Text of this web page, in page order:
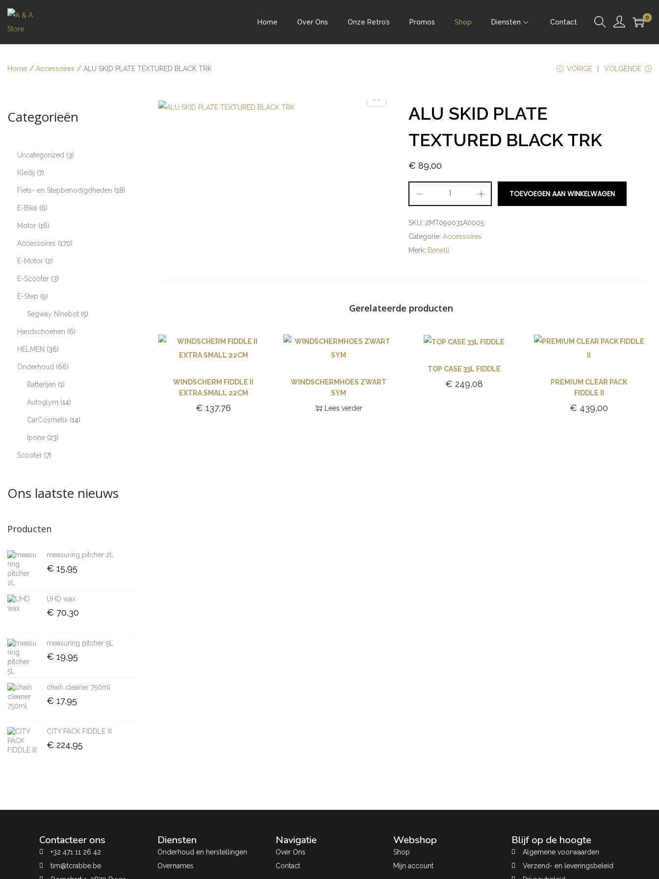
Home Over Ons Onze Retro’s Promos Shop Diensten Contact
0
Home / Accessoires / ALU SKID PLATE TEXTURED BLACK TRK VORIGE VOLGENDE
ALU SKID PLATE
TEXTURED BLACK TRK
€ 89,00
TOEVOEGEN AAN WINKELWAGEN
SKU: 2MT090031A0005
Categorie:Accessoires
Merk: Benelli
Gerelateerde producten
WINDSCHERM FIDDLE II
EXTRA SMALL 22CM
€ 137,76
WINDSCHERMHOES ZWART
SYM
Lees verder
TOP CASE 33L FIDDLE
€ 249,08
PREMIUM CLEAR PACK
FIDDLE II
€ 439,00
Categorieën
Uncategorized 3
Kledij 7
Fiets- en Stepbenodigdheden 18
E-Bike 6
Motor 16
Accessoires 170
E-Motor 2
E-Scooter 3
E-Step 9
Segway Ninebot 5
Handschoenen 6
HELMEN 36
Onderhoud 66
Batterijen 1
Autoglym 14
CarCosmetix 14
Ipone 23
Scooter 7
Ons laatste nieuws
Producten
measuring pitcher 2L
€ 15,95
UHD wax
€ 70,30
measuring pitcher 5L
€ 19,95
chain cleaner 750ml
€ 17,95
CITY PACK FIDDLE III
€ 224,95
Contacteer ons
+32 471 11 26 42
tim@tcrabbe.be
Diensten
Onderhoud en herstellingen
Overnames
Navigatie
Over Ons
Contact
Webshop
Shop
Mijn account
Blijf op de hoogte
Algemene voorwaarden
Verzend- en leveringsbeleid